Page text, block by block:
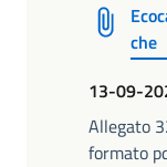
che
13-09-
Allegato
formato